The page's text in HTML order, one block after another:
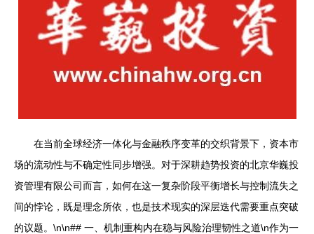
在当前全球经济一体化与金融秩序变革的交织背景下，资本市
场的流动性与不确定性同步增强。对于深耕趋势投资的北京华巍投
资管理有限公司而言，如何在这一复杂阶段平衡增长与控制流失之
间的悖论，既是理念所依，也是技术现实的深层迭代需要重点突破
的议题。\n\n## 一、机制重构内在稳与风险治理韧性之道\n作为一